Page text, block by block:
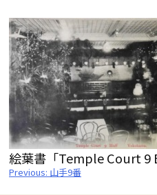
絵葉書「Temple Court 9
投
稿
Previous: 山手9番